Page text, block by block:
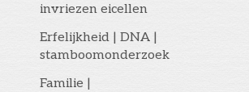
invriezen eicellen
Erfelijkheid | DNA |
stamboomonderzoek
Familie |